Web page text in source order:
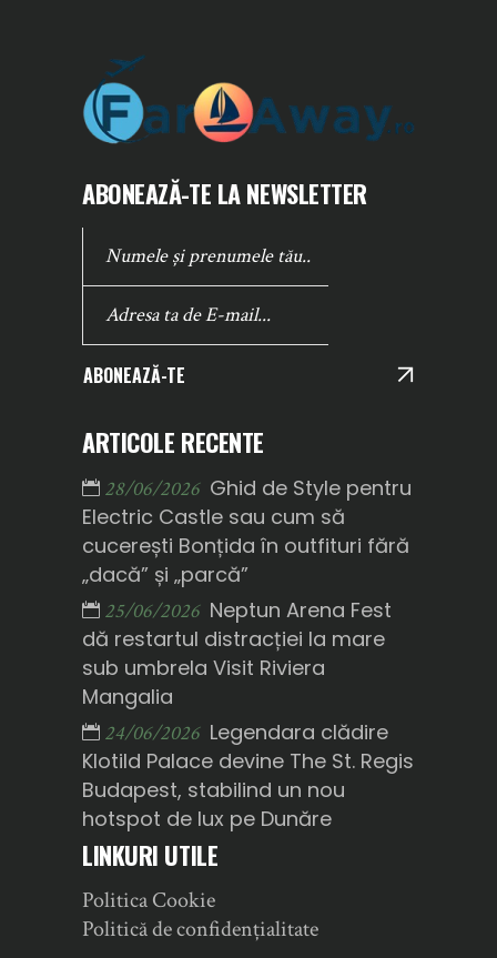
ABONEAZĂ-TE LA NEWSLETTER
ABONEAZĂ-TE
ARTICOLE RECENTE
28/06/2026 Ghid de Style pentru
Electric Castle sau cum să
cucerești Bonțida în outfituri fără
„dacă” și „parcă”
25/06/2026 Neptun Arena Fest
dă restartul distracției la mare
sub umbrela Visit Riviera
Mangalia
24/06/2026 Legendara clădire
Klotild Palace devine The St. Regis
Budapest, stabilind un nou
hotspot de lux pe Dunăre
LINKURI UTILE
Politica Cookie
Politică de confidențialitate